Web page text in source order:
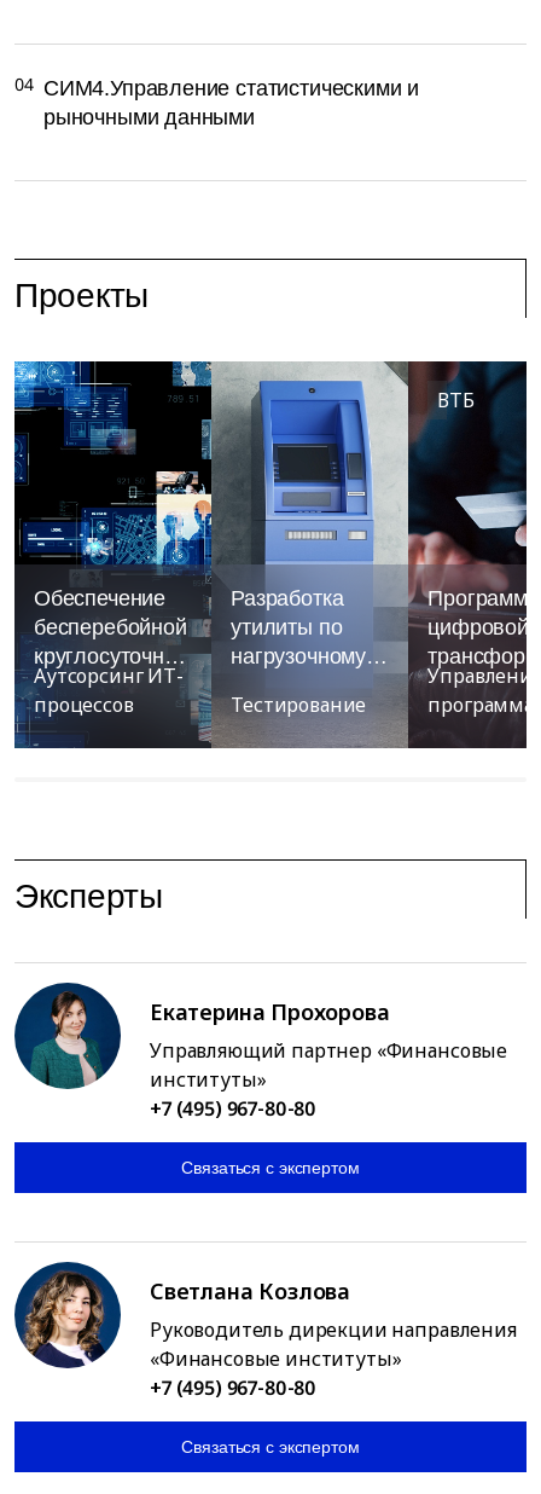
СИМ4.Управление статистическими и
рыночными данными
04
Проекты
Обеспечение
бесперебойной
круглосуточной
работы SAP-
систем
Аутсорсинг ИТ-
процессов
Разработка
утилиты по
нагрузочному
для крупного
российского
Тестирование
ВТБ
Программа
цифровой
услугами и
Эксперты
Екатерина Прохорова
Управляющий партнер «Финансовые
институты»
+7 (495) 967-80-80
Связаться с экспертом
Светлана Козлова
Руководитель дирекции направления
«Финансовые институты»
+7 (495) 967-80-80
Связаться с экспертом